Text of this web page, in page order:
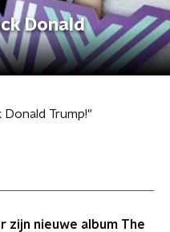
Donald
Trump!"
zijn nieuwe album The